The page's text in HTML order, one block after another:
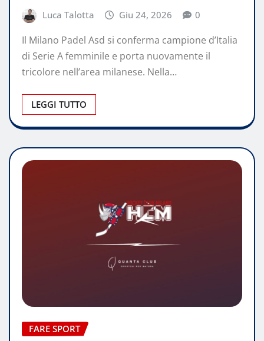
Luca Talotta Giu 24, 2026 0
Il Milano Padel Asd si conferma campione d’Italia
di Serie A femminile e porta nuovamente il
tricolore nell’area milanese. Nella…
LEGGI TUTTO
FARE SPORT